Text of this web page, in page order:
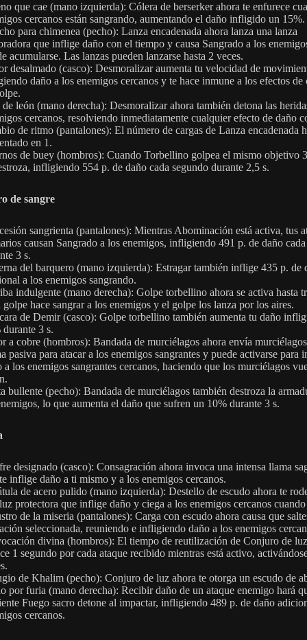
que cae (mano izquierda): Cólera de berserker ahora te enfurece
cercanos están sangrando, aumentando el daño infligido un 15%.
para chimenea (pecho): Lanza encadenada ahora lanza una lanza
que inflige daño con el tiempo y causa Sangrado a los
acumularse. Las lanzas pueden lanzarse hasta 2 veces.
desalmado (casco): Desmoralizar aumenta tu velocidad de
daño a los enemigos cercanos y te hace inmune a los efectos
león (mano derecha): Desmoralizar ahora también detona las
cercanos, resolviendo inmediatamente cualquier efecto de daño
de ritmo (pantalones): El número de cargas de Lanza encadenada
en 1.
de buey (hombros): Cuando Torbellino golpea el mismo objetivo
infligiendo 554 p. de daño cada segundo durante 2,5 s.
de sangre
sangrienta (pantalones): Mientras Abominación está activa, tus
causan Sangrado a los enemigos, infligiendo 491 p. de daño
3 s.
del barquero (mano izquierda): Estragar también inflige 435 p. de
a los enemigos sangrando.
indulgente (mano derecha): Golpe torbellino ahora se activa hasta
golpe hace sangrar a los enemigos y el golpe los lanza por los aires.
de Demir (casco): Golpe torbellino también aumenta tu daño
durante 3 s.
a cobre (hombros): Bandada de murciélagos ahora envía
pasiva para atacar a los enemigos sangrantes y puede activarse para
a los enemigos sangrantes cercanos, haciendo que los murciélagos
bullente (pecho): Bandada de murciélagos también destroza la
lo que aumenta el daño que sufren un 10% durante 3 s.
designado (casco): Consagración ahora invoca una intensa llama
inflige daño a ti mismo y a los enemigos cercanos.
de acero pulido (mano izquierda): Destello de escudo ahora te
protectora que inflige daño y ciega a los enemigos cercanos cuando
de la miseria (pantalones): Carga con escudo ahora causa que
seleccionada, reuniendo e infligiendo daño a los enemigos
divina (hombros): El tiempo de reutilización de Conjuro de
1 segundo por cada ataque recibido mientras está activo,
de Khalim (pecho): Conjuro de luz ahora te otorga un escudo de
por furia (mano derecha): Recibir daño de un ataque enemigo hará
Fuego sacro detone al impactar, infligiendo 489 p. de daño
cercanos.